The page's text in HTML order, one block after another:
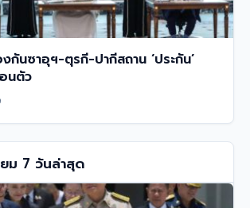
นซาอุฯ-ตุรกี-ปากีสถาน ‘ประกัน’
นตัว
ม 7 วันล่าสุด